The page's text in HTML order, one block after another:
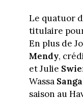
Le quatuor
titulaire
En plus de
Mendy,
et Julie
Wassa
saison au